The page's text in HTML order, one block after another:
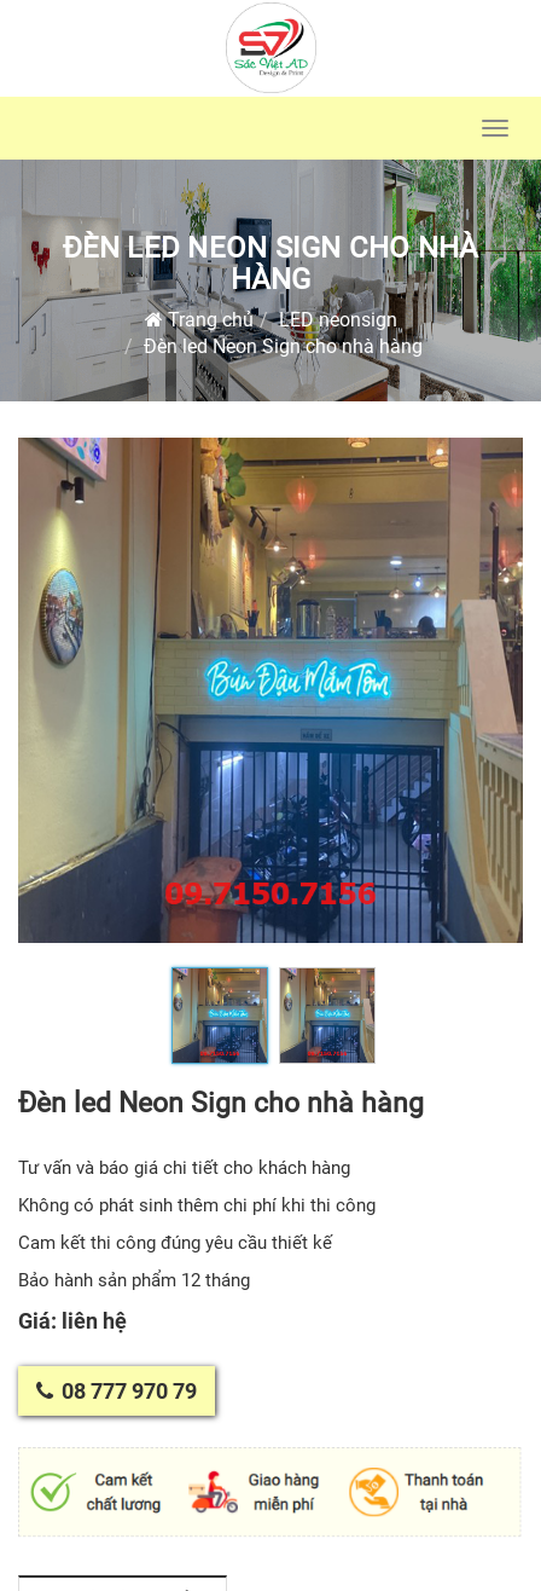
ĐÈN LED NEON SIGN CHO NHÀ
HÀNG
Trang chủ
LED neonsign
Đèn led Neon Sign cho nhà hàng
Đèn led Neon Sign cho nhà hàng
Tư vấn và báo giá chi tiết cho khách hàng
Không có phát sinh thêm chi phí khi thi công
Cam kết thi công đúng yêu cầu thiết kế
Bảo hành sản phẩm 12 tháng
Giá: liên hệ
08 777 970 79